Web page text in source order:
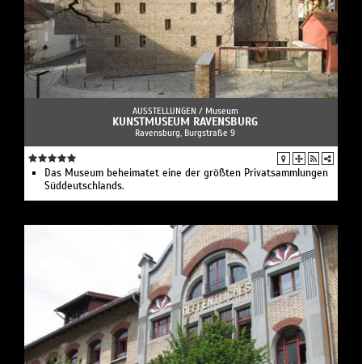
AUSSTELLUNGEN / Museum
KUNSTMUSEUM RAVENSBURG
Ravensburg, Burgstraße 9
Das Museum beheimatet eine der größten Privatsammlungen
Süddeutschlands.